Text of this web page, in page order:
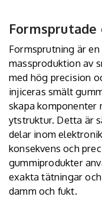
Formsprutning är
massproduktion av
med hög precision
injiceras smält
skapa komponenter
ytstruktur. Detta är
delar inom
konsekvens och
gummiprodukter
exakta tätningar
damm och fukt.